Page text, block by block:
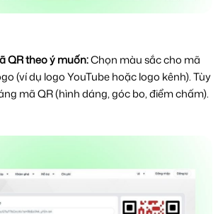
QR theo ý muốn: Chọn màu sắc cho mã
(ví dụ logo YouTube hoặc logo kênh). Tùy
mã QR (hình dáng, góc bo, điểm chấm).